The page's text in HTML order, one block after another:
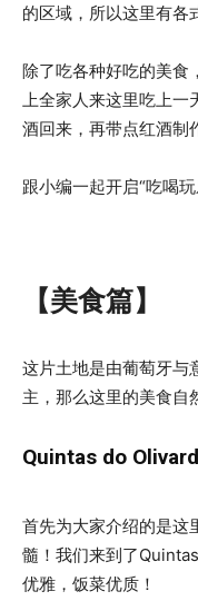
的区域，所以这里有各
除了吃各种好吃的美食
上全家人来这里吃上一
酒回来，再带点红酒制
跟小编一起开启“吃喝
【美食篇】
这片土地是由葡萄牙与
主，那么这里的美食自
Quintas do
首先为大家介绍的是这
髓！我们来到了
优雅，饭菜优质！